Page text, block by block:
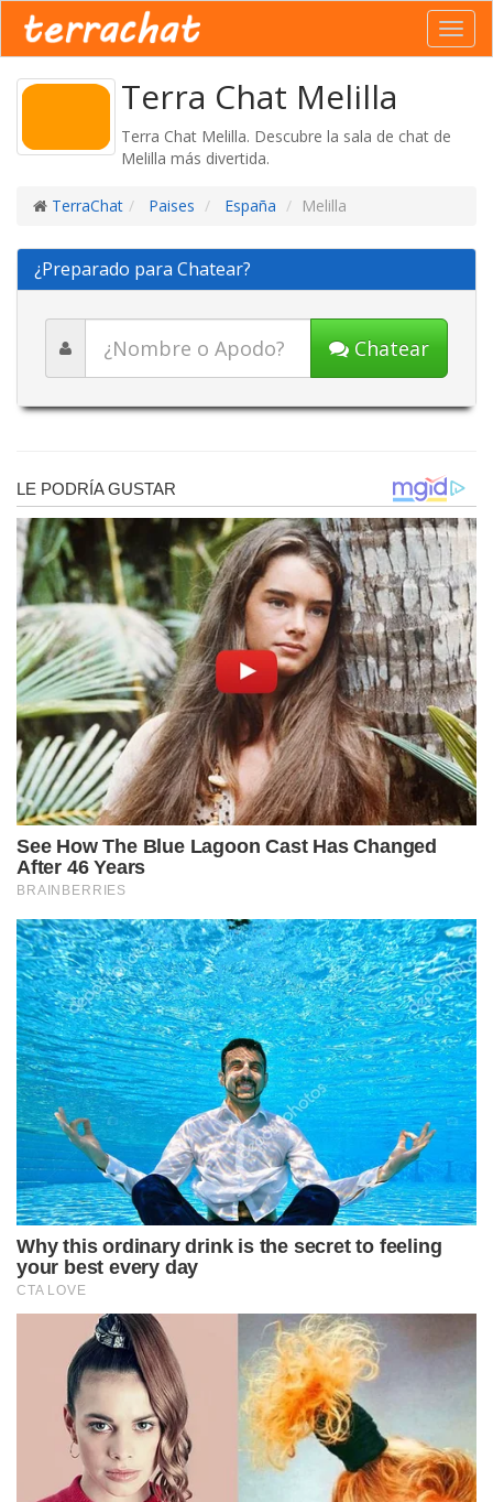
Terra Chat Melilla
Terra Chat Melilla. Descubre la sala de chat de
Melilla más divertida.
TerraChat Paises España Melilla
¿Preparado para Chatear?
Chatear